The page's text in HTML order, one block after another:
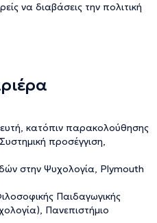
να διαβάσεις την πολιτική
κατόπιν παρακολούθησης
προσέγγιση,
στην Ψυχολογία, Plymouth
Παιδαγωγικής
Πανεπιστήμιο